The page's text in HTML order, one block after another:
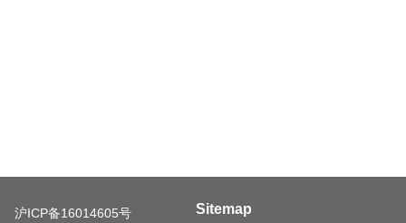
沪ICP备16014605号 Sitemap